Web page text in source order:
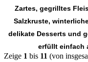
Zartes, gegrilltes
Salzkruste,
delikate Desserts und
erfüllt einfach
Zeige 1 bis 11 (von